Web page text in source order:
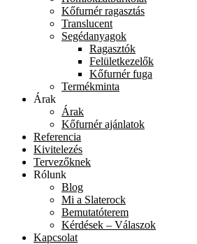
Kőfurnér ragasztás
Translucent
Segédanyagok
Ragasztók
Felületkezelők
Kőfurnér fuga
Termékminta
Árak
Árak
Kőfurnér ajánlatok
Referencia
Kivitelezés
Tervezőknek
Rólunk
Blog
Mi a Slaterock
Bemutatóterem
Kérdések – Válaszok
Kapcsolat